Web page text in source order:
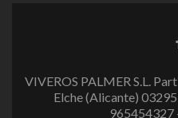
VIVEROS PALMER S.L.
Elche (Alicante)
965454327